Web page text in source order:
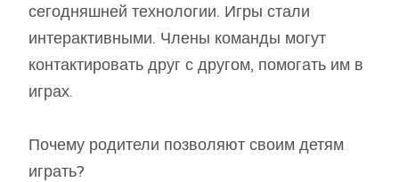
сегодняшней технологии. Игры стали
интерактивными. Члены команды могут
контактировать друг с другом, помогать им в
играх.
Почему родители позволяют своим детям
играть?